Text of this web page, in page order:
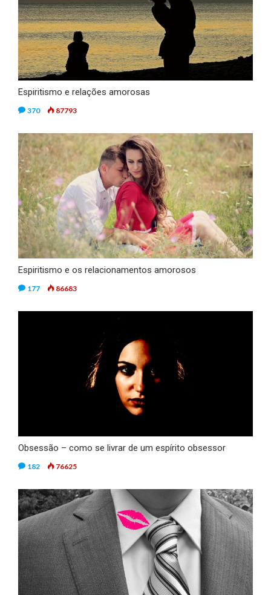
Espiritismo e relações amorosas
370 87793
Espiritismo e os relacionamentos amorosos
177 86683
Obsessão – como se livrar de um espírito obsessor
182 76625